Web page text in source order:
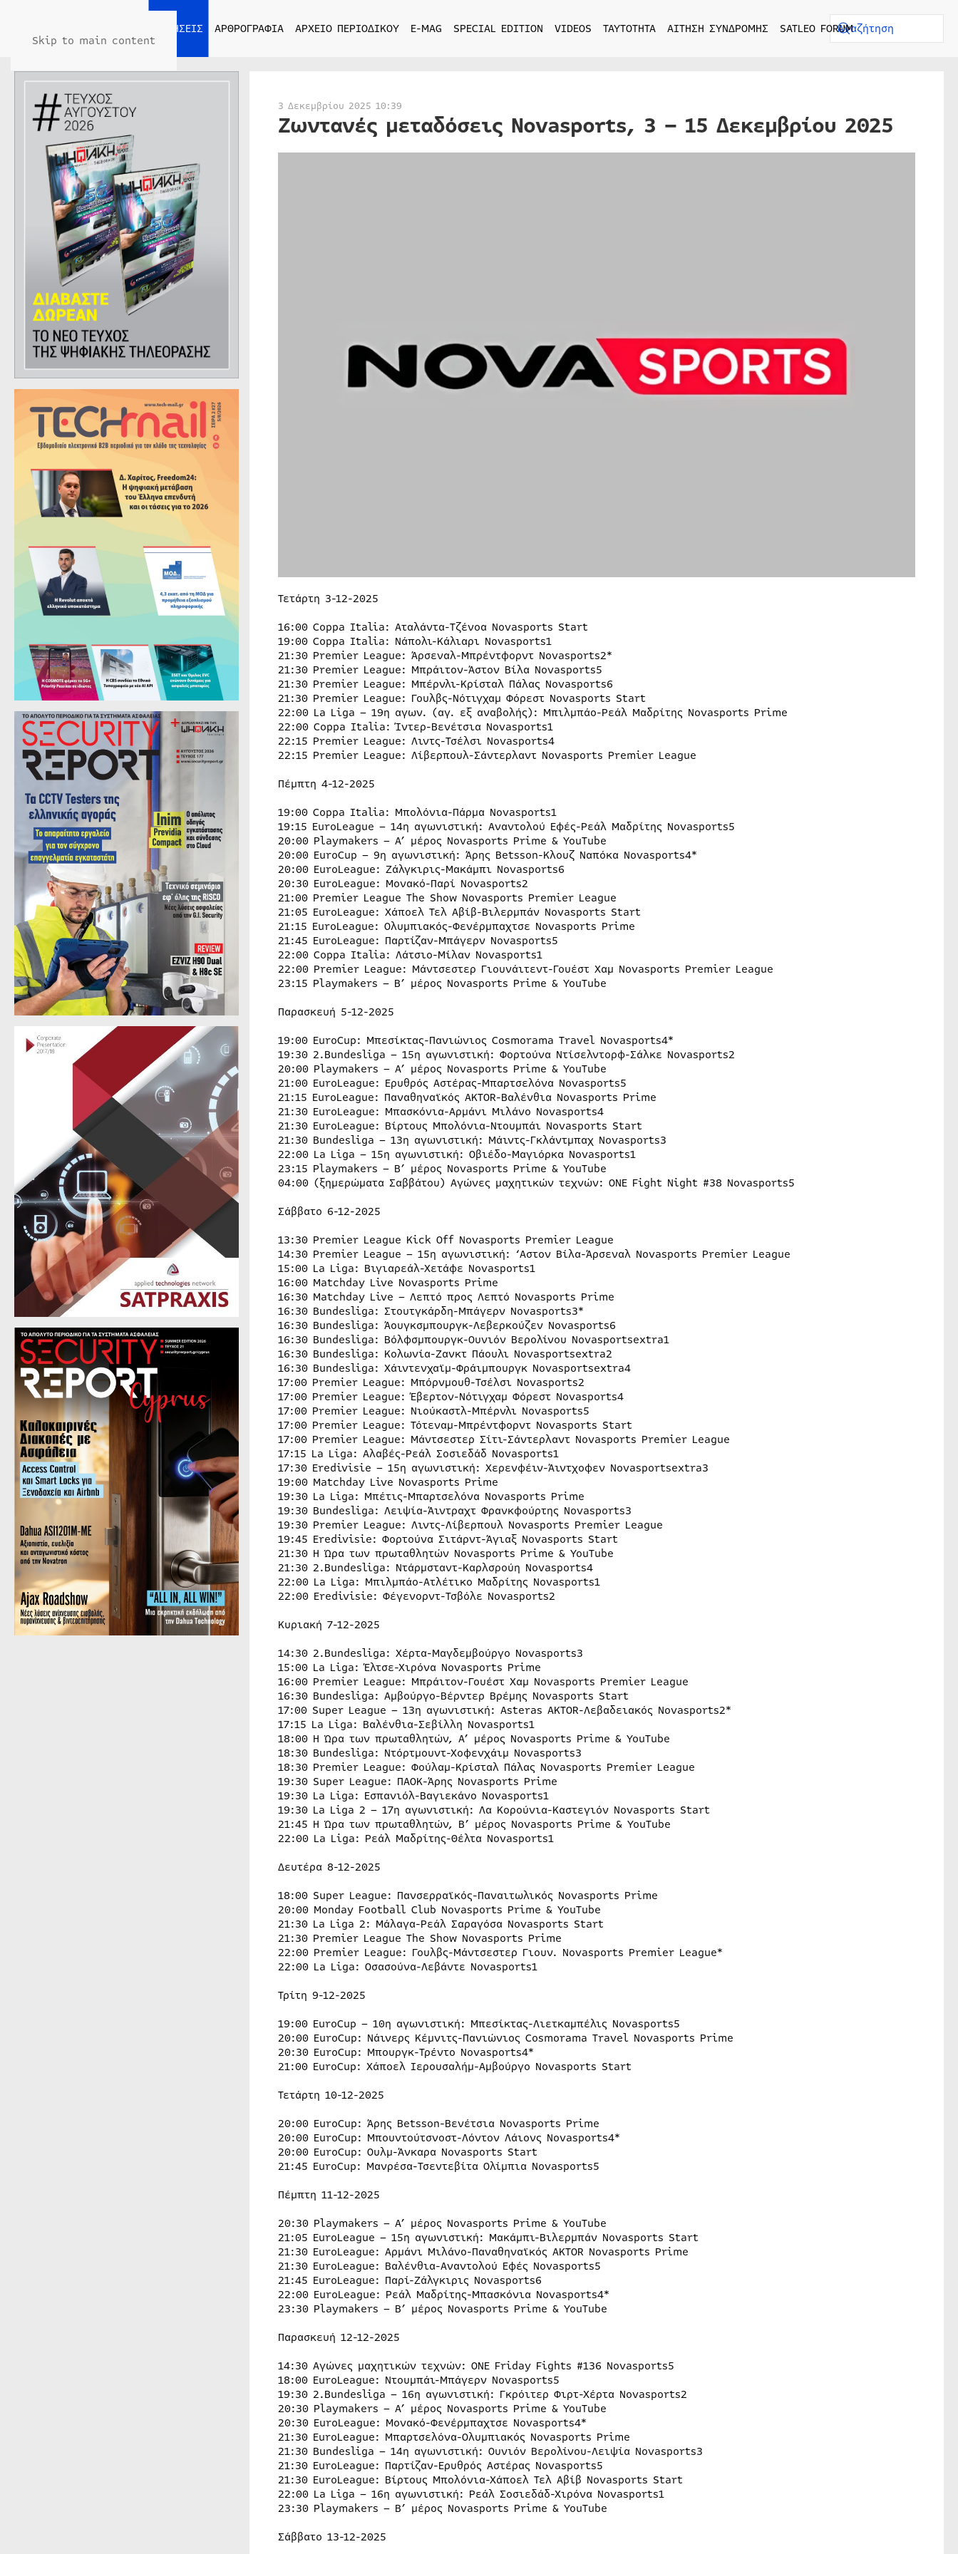
Skip to main content
ΕΙΔΗΣΕΙΣ ΑΡΘΡΟΓΡΑΦΙΑ ΑΡΧΕΙΟ ΠΕΡΙΟΔΙΚΟΥ E-MAG SPECIAL EDITION VIDEOS ΤΑΥΤΟΤΗΤΑ ΑΙΤΗΣΗ ΣΥΝΔΡΟΜΗΣ SATLEO FORUM
3 Δεκεμβρίου 2025 10:39
Ζωντανές μεταδόσεις Novasports, 3 – 15 Δεκεμβρίου 2025
Τετάρτη 3-12-2025
16:00 Coppa Italia: Αταλάντα-Τζένοα Novasports Start
19:00 Coppa Italia: Νάπολι-Κάλιαρι Novasports1
21:30 Premier League: Άρσεναλ-Μπρέντφορντ Novasports2*
21:30 Premier League: Μπράιτον-Άστον Βίλα Novasports5
21:30 Premier League: Μπέρνλι-Κρίσταλ Πάλας Novasports6
21:30 Premier League: Γουλβς-Νότιγχαμ Φόρεστ Novasports Start
22:00 La Liga – 19η αγων. (αγ. εξ αναβολής): Μπιλμπάο-Ρεάλ Μαδρίτης Novasports Prime
22:00 Coppa Italia: Ίντερ-Βενέτσια Novasports1
22:15 Premier League: Λιντς-Τσέλσι Novasports4
22:15 Premier League: Λίβερπουλ-Σάντερλαντ Novasports Premier League
Πέμπτη 4-12-2025
19:00 Coppa Italia: Μπολόνια-Πάρμα Novasports1
19:15 EuroLeague – 14η αγωνιστική: Αναντολού Εφές-Ρεάλ Μαδρίτης Novasports5
20:00 Playmakers – A’ μέρος Novasports Prime & YouTube
20:00 EuroCup – 9η αγωνιστική: Άρης Betsson-Κλουζ Ναπόκα Novasports4*
20:00 EuroLeague: Ζάλγκιρις-Μακάμπι Novasports6
20:30 EuroLeague: Μονακό-Παρί Novasports2
21:00 Premier League The Show Novasports Premier League
21:05 EuroLeague: Χάποελ Τελ Αβίβ-Βιλερμπάν Novasports Start
21:15 EuroLeague: Ολυμπιακός-Φενέρμπαχτσε Novasports Prime
21:45 EuroLeague: Παρτίζαν-Μπάγερν Novasports5
22:00 Coppa Italia: Λάτσιο-Μίλαν Novasports1
22:00 Premier League: Μάντσεστερ Γιουνάιτεντ-Γουέστ Χαμ Novasports Premier League
23:15 Playmakers – Β’ μέρος Novasports Prime & YouTube
Παρασκευή 5-12-2025
19:00 EuroCup: Μπεσίκτας-Πανιώνιος Cosmorama Travel Novasports4*
19:30 2.Bundesliga – 15η αγωνιστική: Φορτούνα Ντίσελντορφ-Σάλκε Novasports2
20:00 Playmakers – A’ μέρος Novasports Prime & YouTube
21:00 EuroLeague: Ερυθρός Αστέρας-Μπαρτσελόνα Novasports5
21:15 EuroLeague: Παναθηναϊκός AKTOR-Βαλένθια Novasports Prime
21:30 EuroLeague: Μπασκόνια-Αρμάνι Μιλάνο Novasports4
21:30 EuroLeague: Βίρτους Μπολόνια-Ντουμπάι Novasports Start
21:30 Bundesliga – 13η αγωνιστική: Μάιντς-Γκλάντμπαχ Novasports3
22:00 La Liga – 15η αγωνιστική: Οβιέδο-Μαγιόρκα Novasports1
23:15 Playmakers – Β’ μέρος Novasports Prime & YouTube
04:00 (ξημερώματα Σαββάτου) Αγώνες μαχητικών τεχνών: ONE Fight Night #38 Novasports5
Σάββατο 6-12-2025
13:30 Premier League Kick Off Novasports Premier League
14:30 Premier League – 15η αγωνιστική: ‘Αστον Βίλα-Άρσεναλ Novasports Premier League
15:00 La Liga: Βιγιαρεάλ-Χετάφε Novasports1
16:00 Matchday Live Novasports Prime
16:30 Matchday Live – Λεπτό προς Λεπτό Novasports Prime
16:30 Bundesliga: Στουτγκάρδη-Μπάγερν Novasports3*
16:30 Bundesliga: Άουγκσμπουργκ-Λεβερκούζεν Novasports6
16:30 Bundesliga: Βόλφσμπουργκ-Ουνιόν Βερολίνου Novasportsextra1
16:30 Bundesliga: Κολωνία-Ζανκτ Πάουλι Novasportsextra2
16:30 Bundesliga: Χάιντενχαϊμ-Φράιμπουργκ Novasportsextra4
17:00 Premier League: Μπόρνμουθ-Τσέλσι Novasports2
17:00 Premier League: Έβερτον-Νότιγχαμ Φόρεστ Novasports4
17:00 Premier League: Νιούκαστλ-Μπέρνλι Novasports5
17:00 Premier League: Τότεναμ-Μπρέντφορντ Novasports Start
17:00 Premier League: Μάντσεστερ Σίτι-Σάντερλαντ Novasports Premier League
17:15 La Liga: Αλαβές-Ρεάλ Σοσιεδάδ Novasports1
17:30 Eredivisie – 15η αγωνιστική: Χερενφέιν-Άιντχοφεν Novasportsextra3
19:00 Matchday Live Novasports Prime
19:30 La Liga: Μπέτις-Μπαρτσελόνα Novasports Prime
19:30 Bundesliga: Λειψία-Άιντραχτ Φρανκφούρτης Novasports3
19:30 Premier League: Λιντς-Λίβερπουλ Novasports Premier League
19:45 Eredivisie: Φορτούνα Σιτάρντ-Άγιαξ Novasports Start
21:30 Η Ώρα των πρωταθλητών Novasports Prime & YouTube
21:30 2.Bundesliga: Ντάρμσταντ-Καρλσρούη Novasports4
22:00 La Liga: Μπιλμπάο-Ατλέτικο Μαδρίτης Novasports1
22:00 Eredivisie: Φέγενορντ-Τσβόλε Novasports2
Κυριακή 7-12-2025
14:30 2.Bundesliga: Χέρτα-Μαγδεμβούργο Novasports3
15:00 La Liga: Έλτσε-Χιρόνα Novasports Prime
16:00 Premier League: Μπράιτον-Γουέστ Χαμ Novasports Premier League
16:30 Bundesliga: Αμβούργο-Βέρντερ Βρέμης Novasports Start
17:00 Super League – 13η αγωνιστική: Asteras AKTOR-Λεβαδειακός Novasports2*
17:15 La Liga: Βαλένθια-Σεβίλλη Novasports1
18:00 Η Ώρα των πρωταθλητών, Α’ μέρος Novasports Prime & YouTube
18:30 Bundesliga: Ντόρτμουντ-Χοφενχάιμ Novasports3
18:30 Premier League: Φούλαμ-Κρίσταλ Πάλας Novasports Premier League
19:30 Super League: ΠΑΟΚ-Άρης Novasports Prime
19:30 La Liga: Εσπανιόλ-Βαγιεκάνο Novasports1
19:30 La Liga 2 – 17η αγωνιστική: Λα Κορούνια-Καστεγιόν Novasports Start
21:45 Η Ώρα των πρωταθλητών, Β’ μέρος Novasports Prime & YouTube
22:00 La Liga: Ρεάλ Μαδρίτης-Θέλτα Novasports1
Δευτέρα 8-12-2025
18:00 Super League: Πανσερραϊκός-Παναιτωλικός Novasports Prime
20:00 Monday Football Club Novasports Prime & YouTube
21:30 La Liga 2: Μάλαγα-Ρεάλ Σαραγόσα Novasports Start
21:30 Premier League The Show Novasports Prime
22:00 Premier League: Γουλβς-Μάντσεστερ Γιουν. Novasports Premier League*
22:00 La Liga: Οσασούνα-Λεβάντε Novasports1
Τρίτη 9-12-2025
19:00 EuroCup – 10η αγωνιστική: Μπεσίκτας-Λιετκαμπέλις Novasports5
20:00 EuroCup: Νάινερς Κέμνιτς-Πανιώνιος Cosmorama Travel Novasports Prime
20:30 EuroCup: Μπουργκ-Τρέντο Novasports4*
21:00 EuroCup: Χάποελ Ιερουσαλήμ-Αμβούργο Novasports Start
Τετάρτη 10-12-2025
20:00 EuroCup: Άρης Betsson-Βενέτσια Novasports Prime
20:00 EuroCup: Μπουντούτσνοστ-Λόντον Λάιονς Novasports4*
20:00 EuroCup: Ουλμ-Άνκαρα Novasports Start
21:45 EuroCup: Μανρέσα-Τσεντεβίτα Ολίμπια Novasports5
Πέμπτη 11-12-2025
20:30 Playmakers – A’ μέρος Novasports Prime & YouTube
21:05 EuroLeague – 15η αγωνιστική: Μακάμπι-Βιλερμπάν Novasports Start
21:30 EuroLeague: Αρμάνι Μιλάνο-Παναθηναϊκός AKTOR Novasports Prime
21:30 EuroLeague: Βαλένθια-Αναντολού Εφές Novasports5
21:45 EuroLeague: Παρί-Ζάλγκιρις Novasports6
22:00 EuroLeague: Ρεάλ Μαδρίτης-Μπασκόνια Novasports4*
23:30 Playmakers – Β’ μέρος Novasports Prime & YouTube
Παρασκευή 12-12-2025
14:30 Αγώνες μαχητικών τεχνών: ONE Friday Fights #136 Novasports5
18:00 EuroLeague: Ντουμπάι-Μπάγερν Novasports5
19:30 2.Bundesliga – 16η αγωνιστική: Γκρόιτερ Φιρτ-Χέρτα Novasports2
20:30 Playmakers – A’ μέρος Novasports Prime & YouTube
20:30 EuroLeague: Μονακό-Φενέρμπαχτσε Novasports4*
21:30 EuroLeague: Μπαρτσελόνα-Ολυμπιακός Novasports Prime
21:30 Bundesliga – 14η αγωνιστική: Ουνιόν Βερολίνου-Λειψία Novasports3
21:30 EuroLeague: Παρτίζαν-Ερυθρός Αστέρας Novasports5
21:30 EuroLeague: Βίρτους Μπολόνια-Χάποελ Τελ Αβίβ Novasports Start
22:00 La Liga – 16η αγωνιστική: Ρεάλ Σοσιεδάδ-Χιρόνα Novasports1
23:30 Playmakers – Β’ μέρος Novasports Prime & YouTube
Σάββατο 13-12-2025